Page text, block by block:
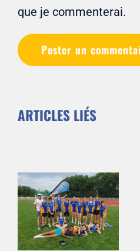
que je commenterai.
ARTICLES LIÉS